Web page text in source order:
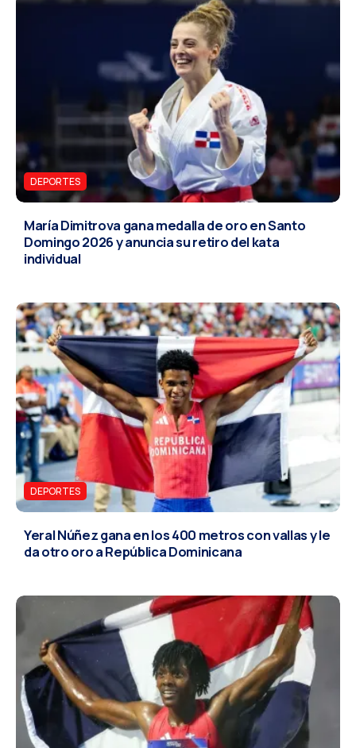
DEPORTES
María Dimitrova gana medalla de oro en Santo
Domingo 2026 y anuncia su retiro del kata
individual
DEPORTES
Yeral Núñez gana en los 400 metros con vallas y le
da otro oro a República Dominicana